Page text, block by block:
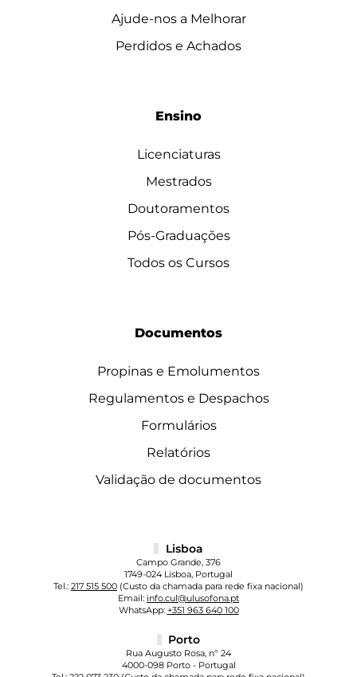
Ajude-nos a Melhorar
Perdidos e Achados
Ensino
Licenciaturas
Mestrados
Doutoramentos
Pós-Graduações
Todos os Cursos
Documentos
Propinas e Emolumentos
Regulamentos e Despachos
Formulários
Relatórios
Validação de documentos
Lisboa
Campo Grande, 376
1749-024 Lisboa, Portugal
Tel.: 217 515 500 (Custo da chamada para rede fixa nacional)
Email: info.cul@ulusofona.pt
WhatsApp: +351 963 640 100
Porto
Rua Augusto Rosa, nº 24
4000-098 Porto - Portugal